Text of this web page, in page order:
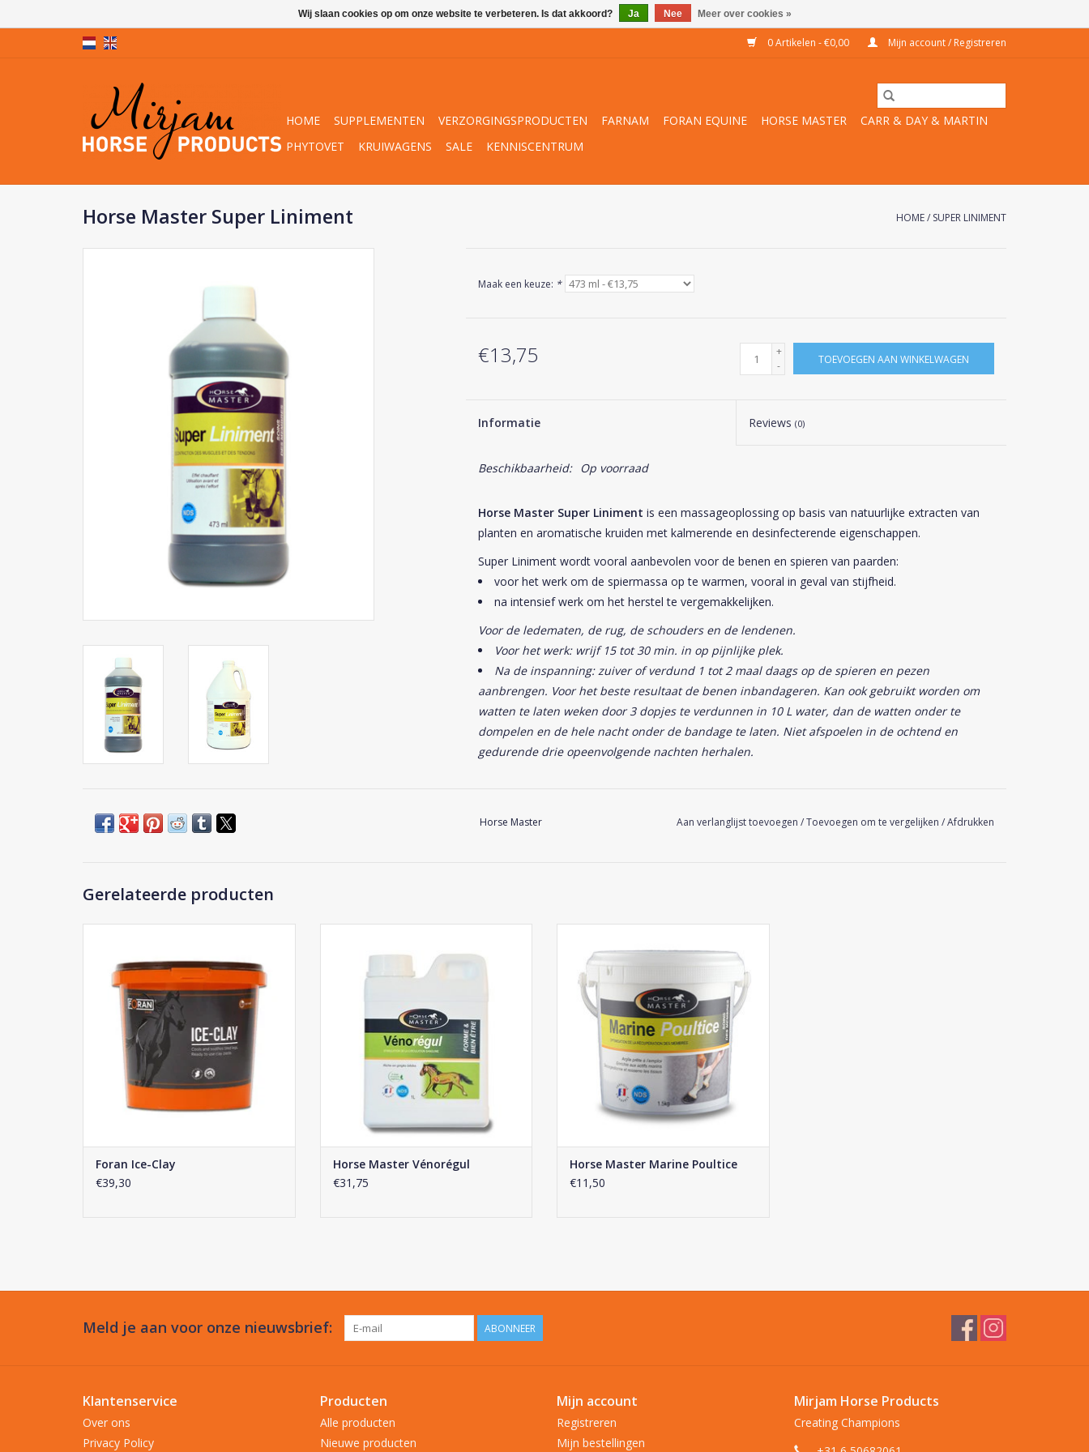
0 Artikelen - €0,00 Mijn account / Registreren
HOME SUPPLEMENTEN VERZORGINGSPRODUCTEN FARNAM FORAN EQUINE HORSE MASTER
CARR & DAY & MARTIN
PHYTOVET
KRUIWAGENS SALE KENNISCENTRUM
Horse Master Super Liniment HOME/ SUPER LINIMENT
Maak een keuze: *
€13,75
+
-
TOEVOEGEN AAN WINKELWAGEN
Informatie Reviews(0)
Beschikbaarheid: Op voorraad
Horse Master Super Liniment is een massageoplossing op basis van natuurlijke extracten van
planten en aromatische kruiden met kalmerende en desinfecterende eigenschappen.
Super Liniment wordt vooral aanbevolen voor de benen en spieren van paarden:
voor het werk om de spiermassa op te warmen, vooral in geval van stijfheid.
na intensief werk om het herstel te vergemakkelijken.
Voor de ledematen, de rug, de schouders en de lendenen.
Voor het werk: wrijf 15 tot 30 min. in op pijnlijke plek.
Na de inspanning: zuiver of verdund 1 tot 2 maal daags op de spieren en pezen
aanbrengen. Voor het beste resultaat de benen inbandageren. Kan ook gebruikt worden om
watten te laten weken door 3 dopjes te verdunnen in 10 L water, dan de watten onder te
dompelen en de hele nacht onder de bandage te laten. Niet afspoelen in de ochtend en
gedurende drie opeenvolgende nachten herhalen.
Horse Master Aan verlanglijst toevoegen /Toevoegen om te vergelijken /Afdrukken
Gerelateerde producten
TOEVOEGEN AAN WINKELWAGEN
Foran Ice-Clay
€39,30
TOEVOEGEN AAN WINKELWAGEN
Horse Master Vénorégul
€31,75
TOEVOEGEN AAN WINKELWAGEN
Horse Master Marine Poultice
€11,50
Meld je aan voor onze nieuwsbrief: ABONNEER
Klantenservice
Over ons
Privacy Policy
Producten
Alle producten
Nieuwe producten
Mijn account
Registreren
Mijn bestellingen
Mirjam Horse Products
Creating Champions
Wij slaan cookies op om onze website te verbeteren. Is dat akkoord? Ja Nee Meer over cookies »